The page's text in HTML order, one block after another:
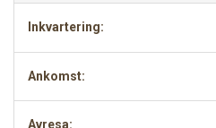
Inkvartering:
Ankomst:
Avresa: